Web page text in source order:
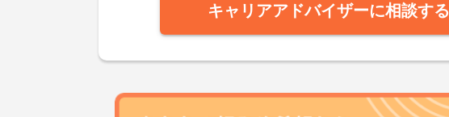
キャリアアドバイザーに相談する